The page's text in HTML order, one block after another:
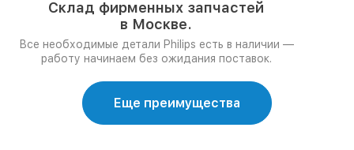
Склад фирменных запчастей
в Москве.
Все необходимые детали Philips есть в наличии —
работу начинаем без ожидания поставок.
Еще преимущества